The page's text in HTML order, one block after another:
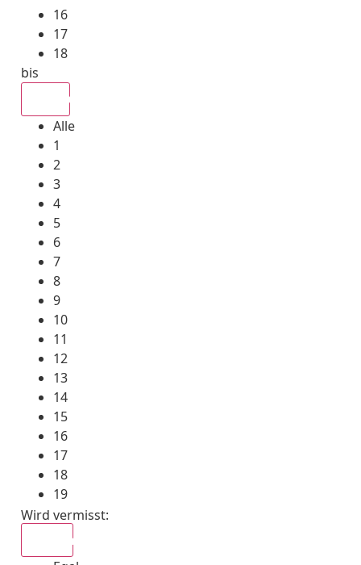
16
17
18
bis
Alle
1
2
3
4
5
6
7
8
9
10
11
12
13
14
15
16
17
18
19
Wird vermisst: